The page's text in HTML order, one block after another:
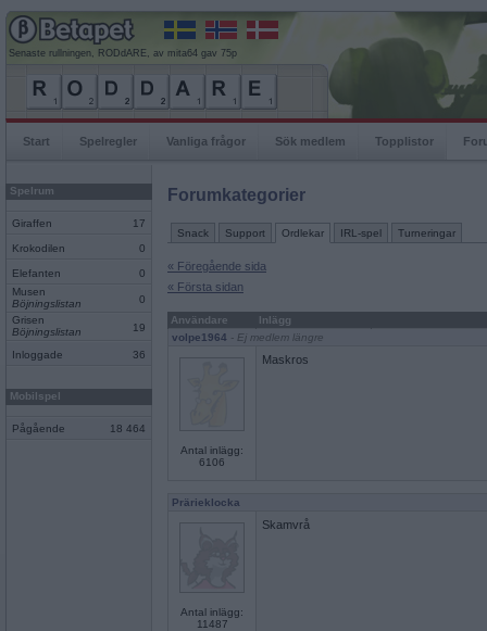
Senaste rullningen, RODdARE, av mita64 gav 75p
Start Spelregler Vanliga frågor Sök medlem Topplistor
Spelrum
Giraffen 17
Krokodilen 0
Elefanten
0
Musen
Böjningslistan
0
Grisen
Böjningslistan
19
Inloggade 36
Mobilspel
Pågående 18 464
Forumkategorier
Snack Support Ordlekar IRL-spel Turneringar
« Föregående sida
« Första sidan
Användare
Inlägg
volpe1964 - Ej medlem längre
Antal inlägg:
6106
Maskros
Prärieklocka
Antal inlägg:
11487
Skamvrå